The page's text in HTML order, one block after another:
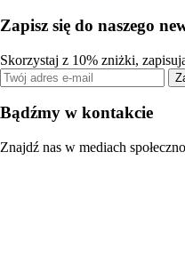
Zapisz się do naszego
Skorzystaj z 10% zniżki,
Bądźmy w kontakcie
Znajdź nas w mediach